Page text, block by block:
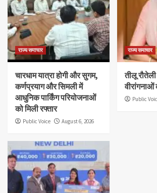
राज्य समाचार
चारधाम यात्रा होगी और सुगम,
कर्णप्रयाग और सिमली में
आधुनिक पार्किंग परियोजनाओं
को मिली रफ्तार
Public Voice August 6, 2026
राज्य समाचार
तीलू
वीरांगनाओं
Public